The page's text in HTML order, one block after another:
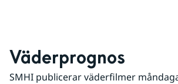
Väderprognos
SMHI publicerar väderfilmer